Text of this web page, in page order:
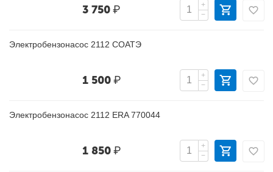
3 750₽
+
−
Электробензонасос 2112 СОАТЭ
1 500₽
+
−
Электробензонасос 2112 ERA 770044
1 850₽
+
−